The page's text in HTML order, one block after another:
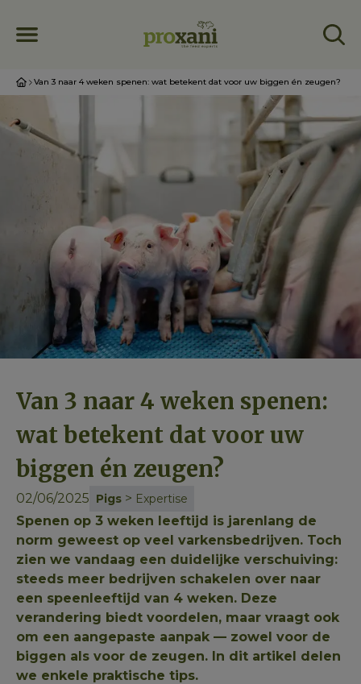
Van 3 naar 4 weken spenen: wat betekent dat voor uw biggen én zeugen?
Van 3 naar 4 weken spenen:
wat betekent dat voor uw
biggen én zeugen?
02/06/2025 Pigs > Expertise
Spenen op 3 weken leeftijd is jarenlang de
norm geweest op veel varkensbedrijven. Toch
zien we vandaag een duidelijke verschuiving:
steeds meer bedrijven schakelen over naar
een speenleeftijd van 4 weken. Deze
verandering biedt voordelen, maar vraagt ook
om een aangepaste aanpak — zowel voor de
biggen als voor de zeugen. In dit artikel delen
we enkele praktische tips.